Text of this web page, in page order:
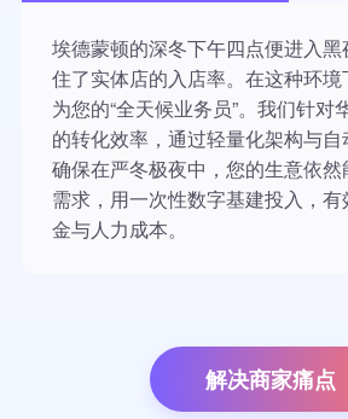
埃德蒙顿的深冬下午四点便进入
住了实体店的入店率。在这种环
为您的“全天候业务员”。我们针对
的转化效率，通过轻量化架构与自
确保在严冬极夜中，您的生意依
需求，用一次性数字基建投入，
金与人力成本。
解决商家痛点